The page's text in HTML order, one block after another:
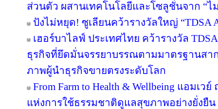
ส่วนตัว ผสานเทคโนโลยีและโซลูชั่นจาก “
ปังไม่หยุด! ซูเลียนคว้ารางวัลใหญ่ “TDSA
เฮอร์บาไลฟ์ ประเทศไทย คว้ารางวัล
ธุรกิจที่ยึดมั่นจรรยาบรรณตามมาตรฐานสา
ภาพผู้นำธุรกิจขายตรงระดับโลก
From Farm to Health & Wellbeing แอมเ
แห่งการใช้ธรรมชาติดูแลสุขภาพอย่างยั่งยืน